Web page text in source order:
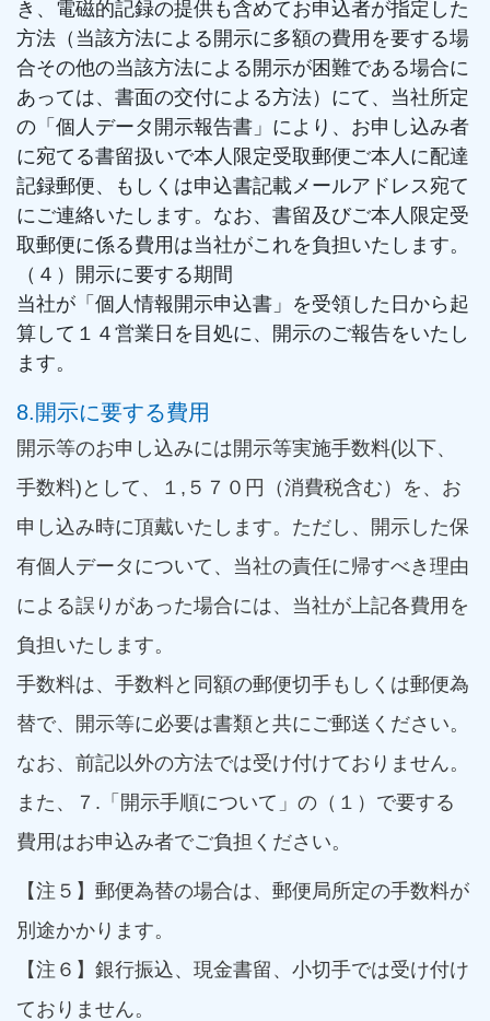
き、電磁的記録の提供も含めてお申込者が指定した
方法（当該方法による開示に多額の費用を要する場
合その他の当該方法による開示が困難である場合に
あっては、書面の交付による方法）にて、当社所定
の「個人データ開示報告書」により、お申し込み者
に宛てる書留扱いで本人限定受取郵便ご本人に配達
記録郵便、もしくは申込書記載メールアドレス宛て
にご連絡いたします。なお、書留及びご本人限定受
取郵便に係る費用は当社がこれを負担いたします。
（４）開示に要する期間
当社が「個人情報開示申込書」を受領した日から起
算して１４営業日を目処に、開示のご報告をいたし
ます。
8.開示に要する費用
開示等のお申し込みには開示等実施手数料(以下、
手数料)として、１,５７０円（消費税含む）を、お
申し込み時に頂戴いたします。ただし、開示した保
有個人データについて、当社の責任に帰すべき理由
による誤りがあった場合には、当社が上記各費用を
負担いたします。
手数料は、手数料と同額の郵便切手もしくは郵便為
替で、開示等に必要は書類と共にご郵送ください。
なお、前記以外の方法では受け付けておりません。
また、７.「開示手順について」の（１）で要する
費用はお申込み者でご負担ください。
【注５】郵便為替の場合は、郵便局所定の手数料が
別途かかります。
【注６】銀行振込、現金書留、小切手では受け付け
ておりません。